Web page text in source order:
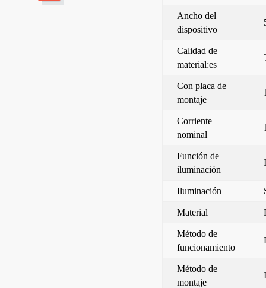
Ancho del
dispositivo
Calidad de
material:es
Con placa de
montaje
Corriente
nominal
Función de
iluminación
Iluminación
Material
Método de
funcionamiento
Método de
montaje